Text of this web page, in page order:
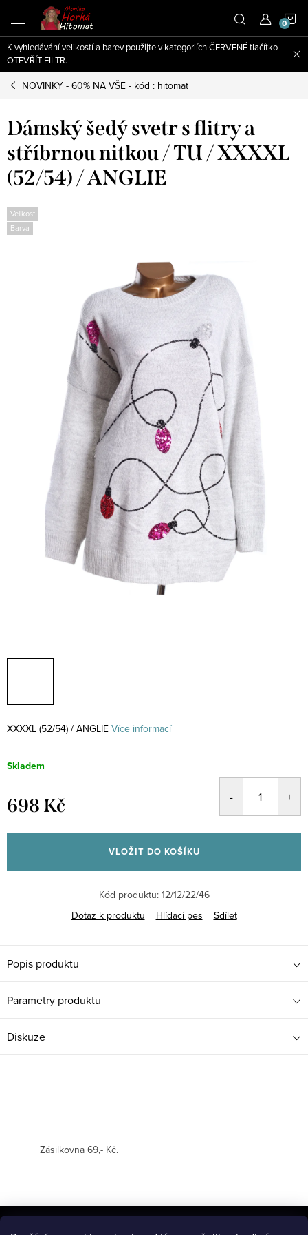
obsah
K vyhledávání velikostí a barev použijte v kategoriích ČERVENÉ tlačítko -
OTEVŘÍT FILTR.
NOVINKY - 60% NA VŠE - kód : hitomat
Dámský šedý svetr s flitry a
stříbrnou nitkou / TU / XXXXL
(52/54) / ANGLIE
Velikost
Barva
XXXXL (52/54) / ANGLIE Více informací
Skladem
698 Kč
cena:
VLOŽIT DO KOŠÍKU
Kód produktu: 12/12/22/46
Dotaz k produktu
Hlídací pes Sdílet
Popis produktu
Parametry produktu
Diskuze
Zásilkovna 69,- Kč.
Z